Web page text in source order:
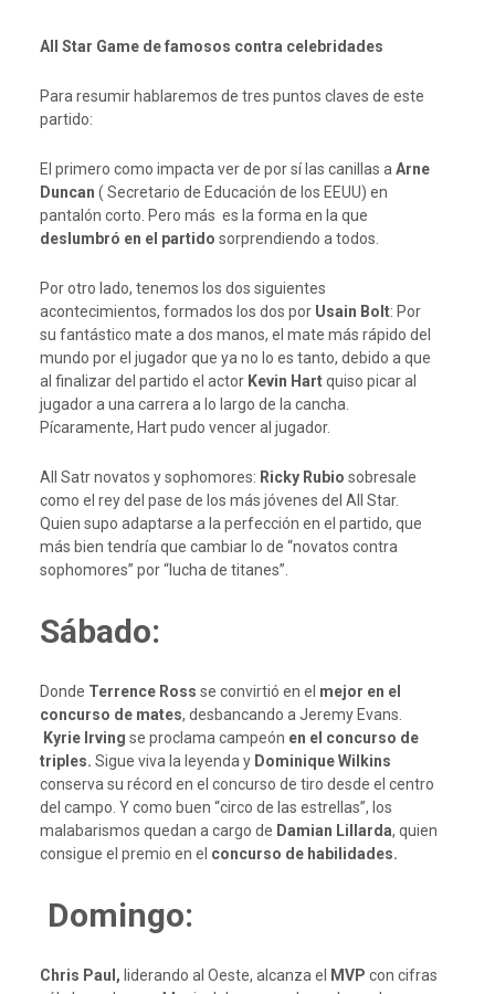
All Star Game de famosos contra celebridades
Para resumir hablaremos de tres puntos claves de este
partido:
El primero como impacta ver de por sí las canillas a Arne
Duncan ( Secretario de Educación de los EEUU) en
pantalón corto. Pero más es la forma en la que
deslumbró en el partido sorprendiendo a todos.
Por otro lado, tenemos los dos siguientes
acontecimientos, formados los dos porUsain Bolt: Por
su fantástico mate a dos manos, el mate más rápido del
mundo por el jugador que ya no lo es tanto, debido a que
al finalizar del partido el actor Kevin Hartquiso picar al
jugador a una carrera a lo largo de la cancha.
Pícaramente, Hart pudo vencer al jugador.
All Satr novatos y sophomores: Ricky Rubio sobresale
como el rey del pase de los más jóvenes del All Star.
Quien supo adaptarse a la perfección en el partido, que
más bien tendría que cambiar lo de “novatos contra
sophomores” por “lucha de titanes”.
Sábado:
Donde Terrence Ross se convirtió en el mejor en el
concurso de mates, desbancando a Jeremy Evans.
Kyrie Irving se proclama campeón en el concurso de
triples. Sigue viva la leyenda yDominique Wilkins
conserva su récord en el concurso de tiro desde el centro
del campo. Y como buen “circo de las estrellas”, los
malabarismos quedan a cargo de Damian Lillarda, quien
consigue el premio en el concurso de habilidades.
Domingo:
Chris Paul, liderando al Oeste, alcanza el MVP con cifras